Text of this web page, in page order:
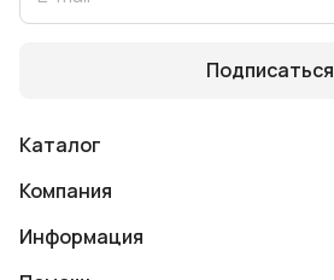
Подписаться
Каталог
Компания
Информация